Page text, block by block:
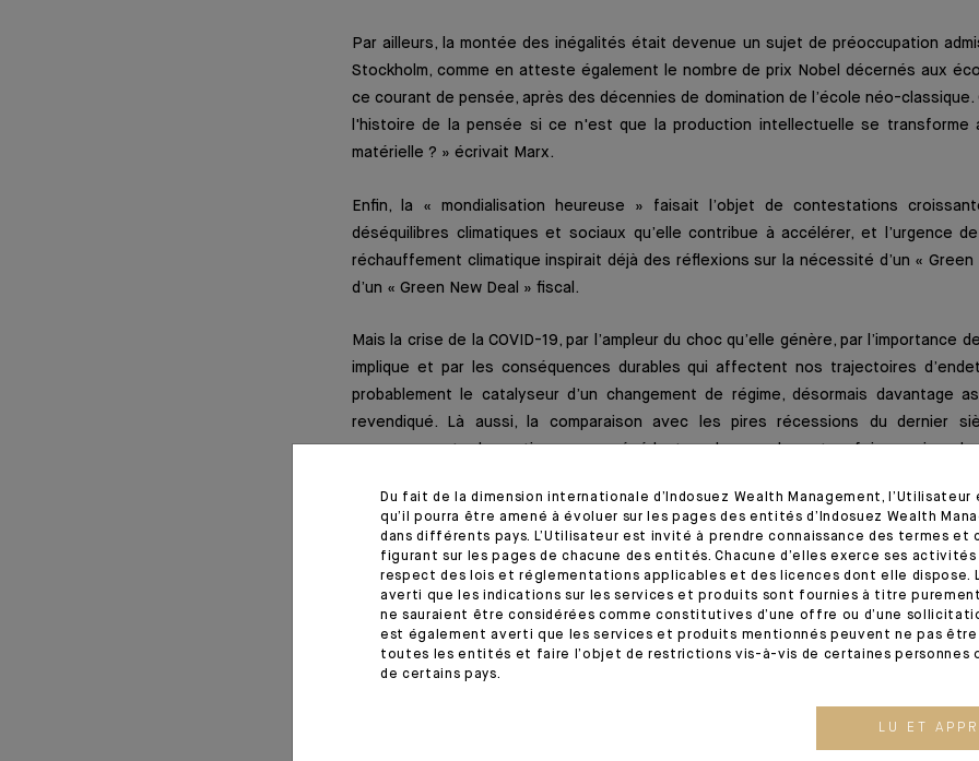
Par ailleurs, la montée des inégalités était devenue un sujet de préoccupation
Stockholm, comme en atteste également le nombre de prix Nobel décernés aux
ce courant de pensée, après des décennies de domination de l’école néo-classique.
l'histoire de la pensée si ce n'est que la production intellectuelle se transforme
matérielle ? » écrivait Marx.
Enfin, la « mondialisation heureuse » faisait l’objet de contestations
déséquilibres climatiques et sociaux qu’elle contribue à accélérer, et l’urgence
réchauffement climatique inspirait déjà des réflexions sur la nécessité d’un « Green
d’un « Green New Deal » fiscal.
Mais la crise de la COVID-19, par l’ampleur du choc qu’elle génère, par l’importance
implique et par les conséquences durables qui affectent nos trajectoires
probablement le catalyseur d’un changement de régime, désormais davantage
revendiqué. Là aussi, la comparaison avec les pires récessions du dernier
et un système de pensée plus proche de celui de la seconde moitié du XX e siècle,
budgétaire.
*Editorial de la publication Global Outlook d'Indosuez parue le 01.06.2020
Du fait de la dimension internationale d’Indosuez Wealth Management,
qu’il pourra être amené à évoluer sur les pages des entités d’Indosuez Wealth
dans différents pays. L’Utilisateur est invité à prendre connaissance des termes et
figurant sur les pages de chacune des entités. Chacune d’elles exerce ses activités
respect des lois et réglementations applicables et des licences dont elle dispose.
averti que les indications sur les services et produits sont fournies à titre
ne sauraient être considérées comme constitutives d’une offre ou d’une
est également averti que les services et produits mentionnés peuvent ne pas
toutes les entités et faire l’objet de restrictions vis-à-vis de certaines personnes
de certains pays.
LU ET